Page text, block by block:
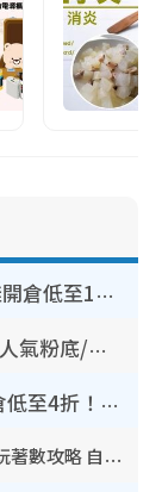
開倉優惠 | 尖沙咀海港城名牌波鞋開倉低至1折！On鞋$899起／Joy&Peace鞋履$98起
CHANEL美妝限時減價低至3折！人氣粉底/唇膏/精華液低至$275！COCO香水都有平
開倉優惠｜尖沙咀名牌行李箱開倉低至4折！一連5日 American Tourister/ace./Hallmark $200起！
【8月生日優惠2026】全港85大食買玩著數攻略 自助餐/火鍋放題同行免費＋誠品/DONKI送現金券